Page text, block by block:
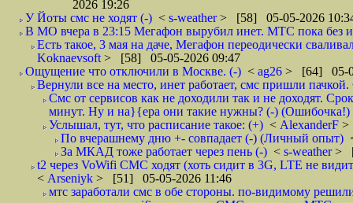
2026 19:26
У Йоты смс не ходят (-) < s-weather> [58] 05-05-2026
В МО вчера в 23:15 Мегафон вырубил инет. МТС пока без
Есть такое, 3 мая на даче, Мегафон переодически
Koknaevsoft > [58] 05-05-2026 09:47
Ощущение что отключили в Москве. (-) < ag26 > [64] 05-
Вернули все на место, инет работает, смс пришли
Смс от сервисов как не доходили так и не доходят.
минут. Ну и на}{ера они такие нужны? (-) (Ошибочка!)
Услышал, тут, что расписание такое: (+) < AlexanderF >
По вчерашнему дню +- совпадает (-) (Личный опыт)
За МКАД тоже работает через пень (-) < s-weather>
t2 через VoWifi СМС ходят (хоть сидит в 3G, LTE не
< Arseniyk > [51] 05-05-2026 11:46
мтс заработали смс в обе стороны. по-видимому